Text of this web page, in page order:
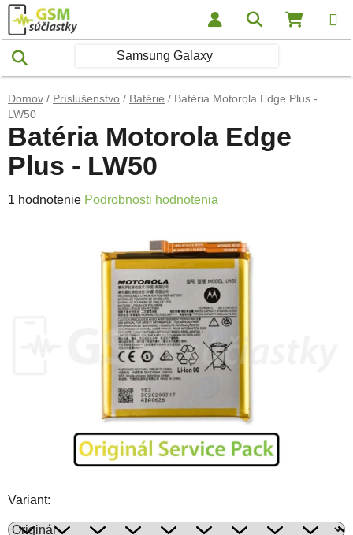
Prejsť na obsah Hľadať
Domov / Príslušenstvo / Batérie / Batéria Motorola Edge Plus -
LW50
Variant:
Batéria Motorola Edge
Plus - LW50
Priemerné hodnotenie produktu je 5,0 z 5 hviezdičiek.
1 hodnotenie Podrobnosti hodnotenia